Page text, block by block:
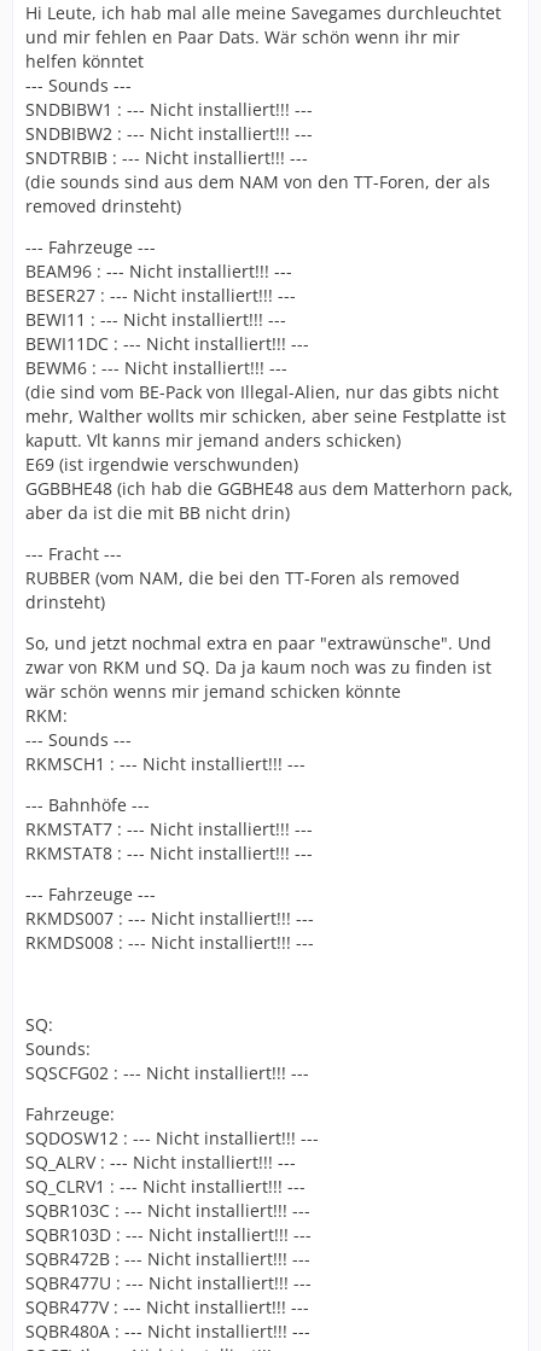
Hi Leute, ich hab mal alle meine Savegames durchleuchtet
und mir fehlen en Paar Dats. Wär schön wenn ihr mir
helfen könntet
--- Sounds ---
SNDBIBW1 : --- Nicht installiert!!! ---
SNDBIBW2 : --- Nicht installiert!!! ---
SNDTRBIB : --- Nicht installiert!!! ---
(die sounds sind aus dem NAM von den TT-Foren, der als
removed drinsteht)
--- Fahrzeuge ---
BEAM96 : --- Nicht installiert!!! ---
BESER27 : --- Nicht installiert!!! ---
BEWI11 : --- Nicht installiert!!! ---
BEWI11DC : --- Nicht installiert!!! ---
BEWM6 : --- Nicht installiert!!! ---
(die sind vom BE-Pack von Illegal-Alien, nur das gibts nicht
mehr, Walther wollts mir schicken, aber seine Festplatte ist
kaputt. Vlt kanns mir jemand anders schicken)
E69 (ist irgendwie verschwunden)
GGBBHE48 (ich hab die GGBHE48 aus dem Matterhorn pack,
aber da ist die mit BB nicht drin)
--- Fracht ---
RUBBER (vom NAM, die bei den TT-Foren als removed
drinsteht)
So, und jetzt nochmal extra en paar "extrawünsche". Und
zwar von RKM und SQ. Da ja kaum noch was zu finden ist
wär schön wenns mir jemand schicken könnte
RKM:
--- Sounds ---
RKMSCH1 : --- Nicht installiert!!! ---
--- Bahnhöfe ---
RKMSTAT7 : --- Nicht installiert!!! ---
RKMSTAT8 : --- Nicht installiert!!! ---
--- Fahrzeuge ---
RKMDS007 : --- Nicht installiert!!! ---
RKMDS008 : --- Nicht installiert!!! ---
SQ:
Sounds:
SQSCFG02 : --- Nicht installiert!!! ---
Fahrzeuge:
SQDOSW12 : --- Nicht installiert!!! ---
SQ_ALRV : --- Nicht installiert!!! ---
SQ_CLRV1 : --- Nicht installiert!!! ---
SQBR103C : --- Nicht installiert!!! ---
SQBR103D : --- Nicht installiert!!! ---
SQBR472B : --- Nicht installiert!!! ---
SQBR477U : --- Nicht installiert!!! ---
SQBR477V : --- Nicht installiert!!! ---
SQBR480A : --- Nicht installiert!!! ---